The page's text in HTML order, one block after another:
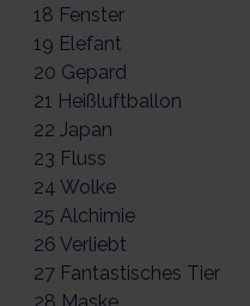
18 Fenster
19 Elefant
20 Gepard
21 Heißluftballon
22 Japan
23 Fluss
24 Wolke
25 Alchimie
26 Verliebt
27 Fantastisches Tier